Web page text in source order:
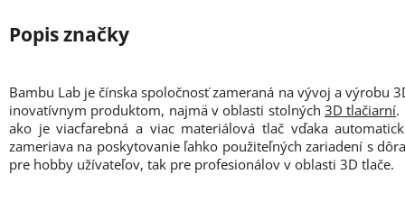
Bambu Lab je čínska spoločnosť zameraná na vývoj a výrobu
inovatívnym produktom, najmä v oblasti stolných 3D tlačiarní.
ako je viacfarebná a viac materiálová tlač vďaka
zameriava na poskytovanie ľahko použiteľných zariadení s
pre hobby užívateľov, tak pre profesionálov v oblasti 3D tlače.